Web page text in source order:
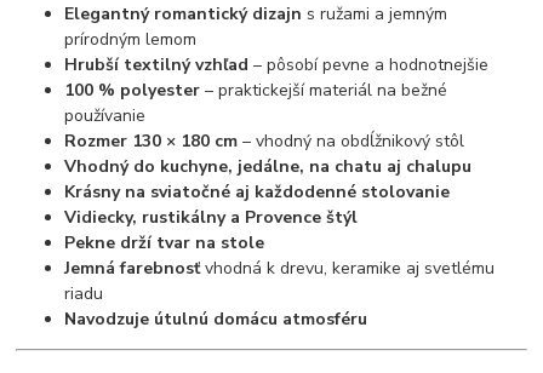
Elegantný romantický dizajn s ružami a jemným
prírodným lemom
Hrubší textilný vzhľad – pôsobí pevne a hodnotnejšie
100 % polyester – praktickejší materiál na bežné
používanie
Rozmer 130 × 180 cm – vhodný na obdĺžnikový stôl
Vhodný do kuchyne, jedálne, na chatu aj chalupu
Krásny na sviatočné aj každodenné stolovanie
Vidiecky, rustikálny a Provence štýl
Pekne drží tvar na stole
Jemná farebnosťvhodná k drevu, keramike aj svetlému
riadu
Navodzuje útulnú domácu atmosféru